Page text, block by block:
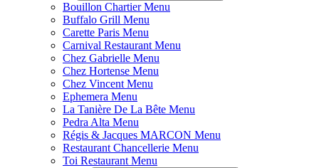
Bouillon Chartier Menu
Buffalo Grill Menu
Carette Paris Menu
Carnival Restaurant Menu
Chez Gabrielle Menu
Chez Hortense Menu
Chez Vincent Menu
Ephemera Menu
La Tanière De La Bête Menu
Pedra Alta Menu
Régis & Jacques MARCON Menu
Restaurant Chancellerie Menu
Toi Restaurant Menu